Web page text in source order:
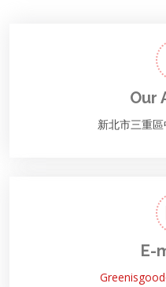
Our
新北市三重
E-